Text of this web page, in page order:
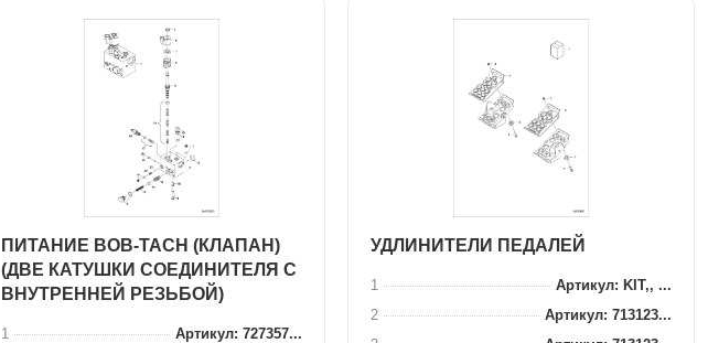
ПИТАНИЕ BOB-TACH (КЛАПАН)
(ДВЕ КАТУШКИ СОЕДИНИТЕЛЯ С
ВНУТРЕННЕЙ РЕЗЬБОЙ)
1 Артикул: 727357...
УДЛИНИТЕЛИ ПЕДАЛЕЙ
1
Артикул: KIT,, ...
2
Артикул: 713123...